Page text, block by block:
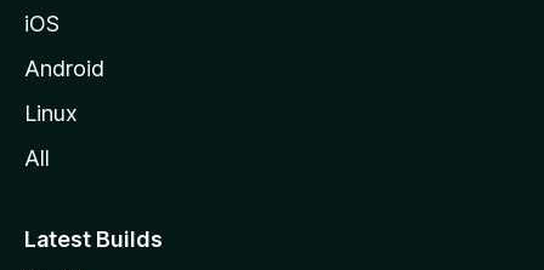
iOS
Android
Linux
All
Latest Builds